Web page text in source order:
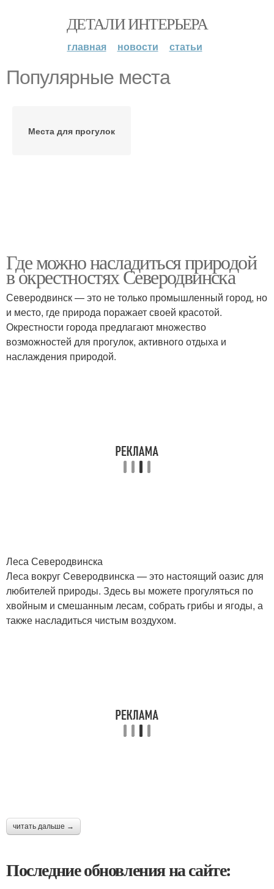
ДЕТАЛИ ИНТЕРЬЕРА
главная новости статьи
Популярные места
Места для прогулок
Где можно насладиться природой
в окрестностях Северодвинска
Северодвинск — это не только промышленный город, но
и место, где природа поражает своей красотой.
Окрестности города предлагают множество
возможностей для прогулок, активного отдыха и
наслаждения природой.
Леса Северодвинска
Леса вокруг Северодвинска — это настоящий оазис для
любителей природы. Здесь вы можете прогуляться по
хвойным и смешанным лесам, собрать грибы и ягоды, а
также насладиться чистым воздухом.
читать дальше →
Последние обновления на сайте: